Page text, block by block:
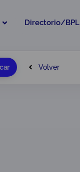
Directorio/BPL
Volver